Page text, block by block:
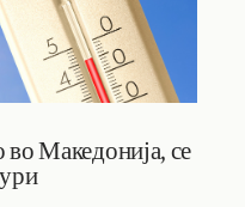
Македонија, се